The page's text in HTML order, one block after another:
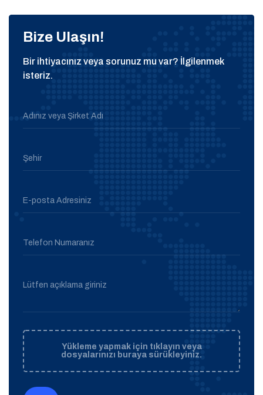
Bize Ulaşın!
Bir ihtiyacınız veya sorunuz mu var? İlgilenmek
isteriz.
Adınız veya Şirket Adı
Şehir
E-posta Adresiniz
Telefon Numaranız
Lütfen açıklama giriniz
Yükleme yapmak için tıklayın veya
dosyalarınızı buraya sürükleyiniz.